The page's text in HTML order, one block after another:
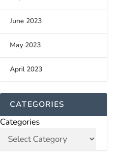
June 2023
May 2023
April 2023
CATEGORIES
Categories